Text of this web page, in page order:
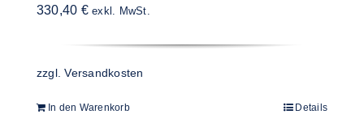
330,40 € exkl. MwSt.
zzgl.Versandkosten
In den Warenkorb Details